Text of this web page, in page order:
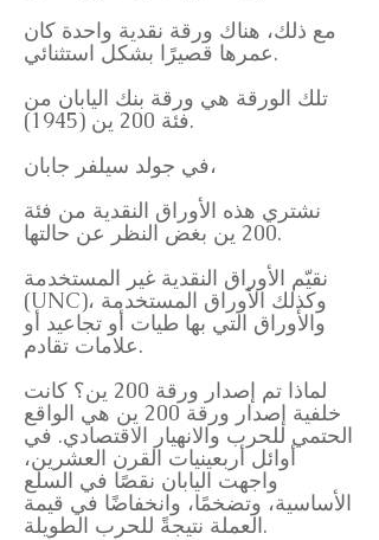
مع ذلك، هناك ورقة نقدية واحدة كان
عمرها قصيرًا بشكل استثنائي.
تلك الورقة هي ورقة بنك اليابان من
فئة 200 ين (1945).
في جولد سيلفر جابان،
نشتري هذه الأوراق النقدية من فئة
200 ين بغض النظر عن حالتها.
نقيّم الأوراق النقدية غير المستخدمة
(UNC)، وكذلك الأوراق المستخدمة
والأوراق التي بها طيات أو تجاعيد أو
علامات تقادم.
لماذا تم إصدار ورقة 200 ين؟ كانت
خلفية إصدار ورقة 200 ين هي الواقع
الحتمي للحرب والانهيار الاقتصادي. في
أوائل أربعينيات القرن العشرين،
واجهت اليابان نقصًا في السلع
الأساسية، وتضخمًا، وانخفاضًا في قيمة
العملة نتيجةً للحرب الطويلة.